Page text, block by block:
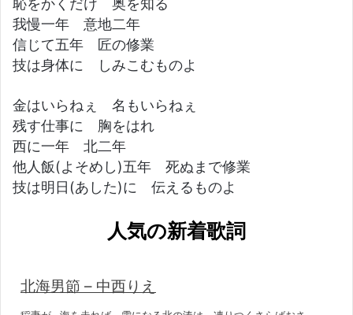
恥をかくだけ 奥を知る
我慢一年 意地二年
信じて五年 匠の修業
技は身体に しみこむものよ
金はいらねぇ 名もいらねぇ
残す仕事に 胸をはれ
西に一年 北二年
他人飯(よそめし)五年 死ぬまで修業
技は明日(あした)に 伝えるものよ
人気の新着歌詞
北海男節 – 中西りえ